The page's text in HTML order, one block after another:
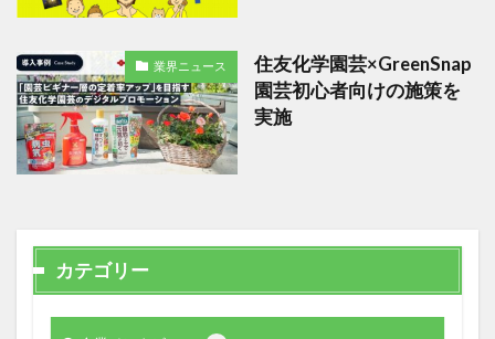
業界ニュース
住友化学園芸×GreenSnap
園芸初心者向けの施策を
実施
カテゴリー